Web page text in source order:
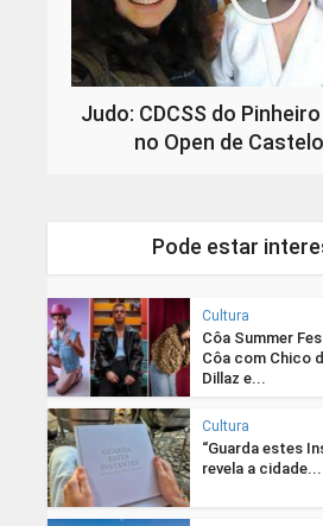
Judo: CDCSS do
no Open de
Pode estar
Cultura
Côa Summer
Côa com Chico
Dillaz e...
Cultura
“Guarda estes
revela a cidade...